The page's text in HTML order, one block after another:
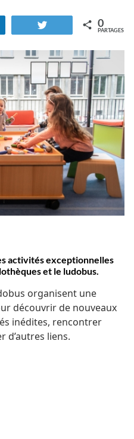
Tweetez 0
PARTAGES
activités exceptionnelles
et le ludobus.
organisent une
découvrir de nouveaux
inédites, rencontrer
d’autres liens.